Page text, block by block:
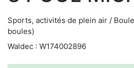
Sports, activités de plein air /
boules)
Waldec : W174002896